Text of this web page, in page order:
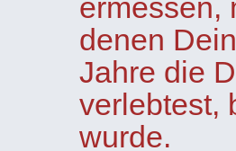
ermessen,
denen
Jahre die
verlebtest,
wurde.